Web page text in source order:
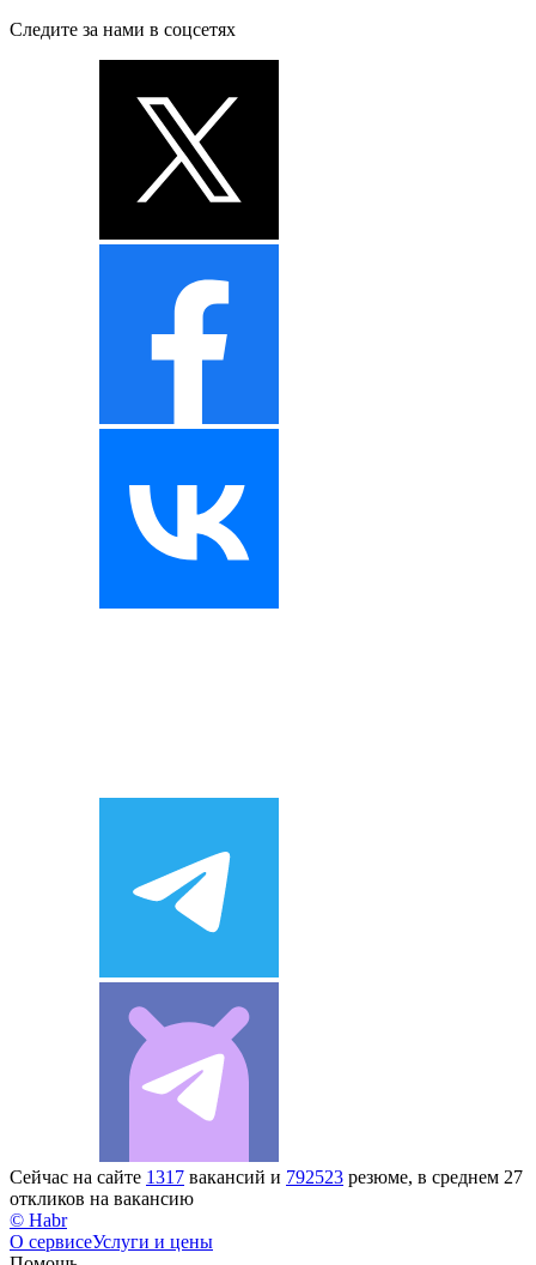
Следите за нами в соцсетях
Сейчас на сайте 1317 вакансий и 792523 резюме, в среднем 27
откликов на вакансию
© Habr
О сервисеУслуги и цены